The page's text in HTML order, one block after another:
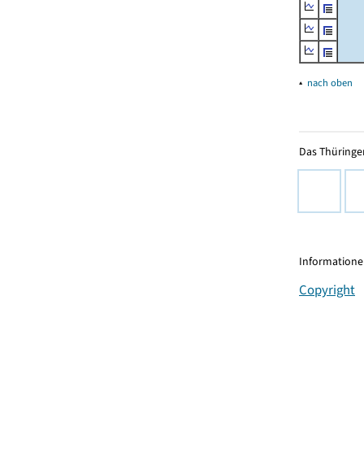
▴ nach oben
Das
Copyright